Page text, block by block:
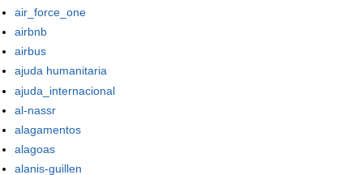
air_force_one
airbnb
airbus
ajuda humanitaria
ajuda_internacional
al-nassr
alagamentos
alagoas
alanis-guillen